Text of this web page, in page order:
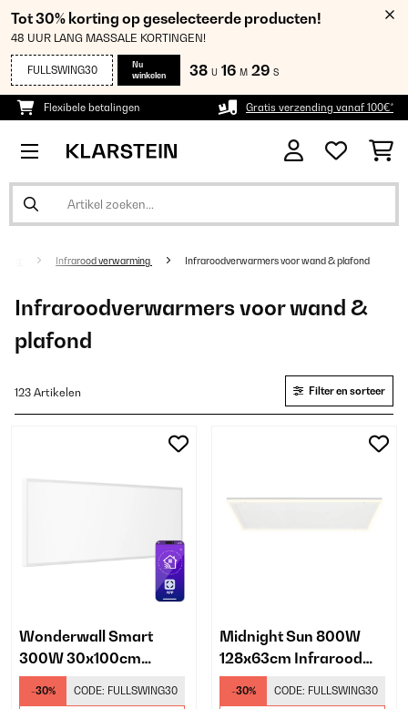
Tot 30% korting op geselecteerde producten!
48 UUR LANG MASSALE KORTINGEN!
FULLSWING30
Nu
winkelen
38 U 16 M 29 S
Flexibele betalingen Gratis verzending vanaf 100€*
Infrarood verwarming Infraroodverwarmers voor wand & plafond
Infraroodverwarmers voor wand &
plafond
123 Artikelen Filter en sorteer
Wonderwall Smart
300W 30x100cm
Infrarood Paneel Wit
-30% CODE: FULLSWING30
Midnight Sun 800W
128x63cm Infrarood
Paneel Wit
-30% CODE: FULLSWING30